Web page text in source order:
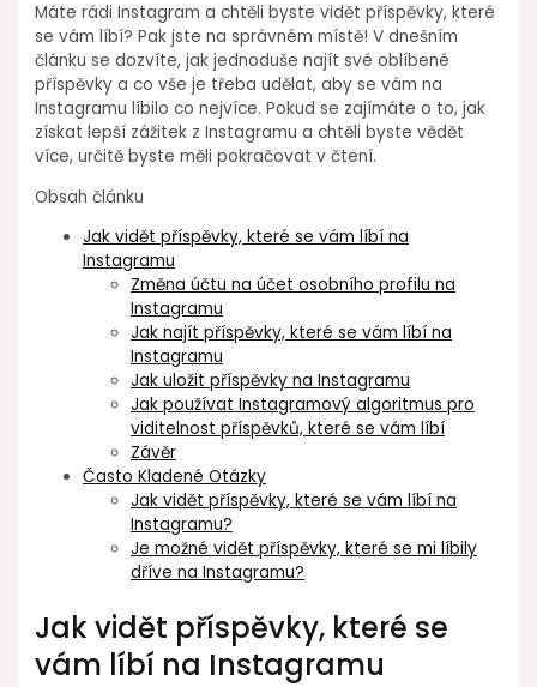
Máte rádi Instagram a chtěli byste vidět příspěvky, které
se vám líbí? Pak jste na správném místě! V dnešním
článku se dozvíte, jak jednoduše najít své oblíbené
příspěvky a co vše je třeba udělat, aby se vám na
Instagramu líbilo co nejvíce. Pokud se zajímáte o to, jak
získat lepší zážitek z Instagramu a chtěli byste vědět
více, určitě byste měli pokračovat v čtení.
Obsah článku
Jak vidět příspěvky, které se vám líbí na
Instagramu
Změna účtu na účet osobního profilu na
Instagramu
Jak najít příspěvky, které se vám líbí na
Instagramu
Jak uložit příspěvky na Instagramu
Jak používat Instagramový algoritmus pro
viditelnost příspěvků, které se vám líbí
Závěr
Často Kladené Otázky
Jak vidět příspěvky, které se vám líbí na
Instagramu?
Je možné vidět příspěvky, které se mi líbily
dříve na Instagramu?
Jak vidět příspěvky, které se
vám líbí na Instagramu